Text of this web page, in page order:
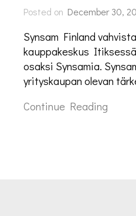
Posted on December 30,
Synsam Finland
kauppakeskus
osaksi Synsamia.
yrityskaupan olevan
Continue Reading